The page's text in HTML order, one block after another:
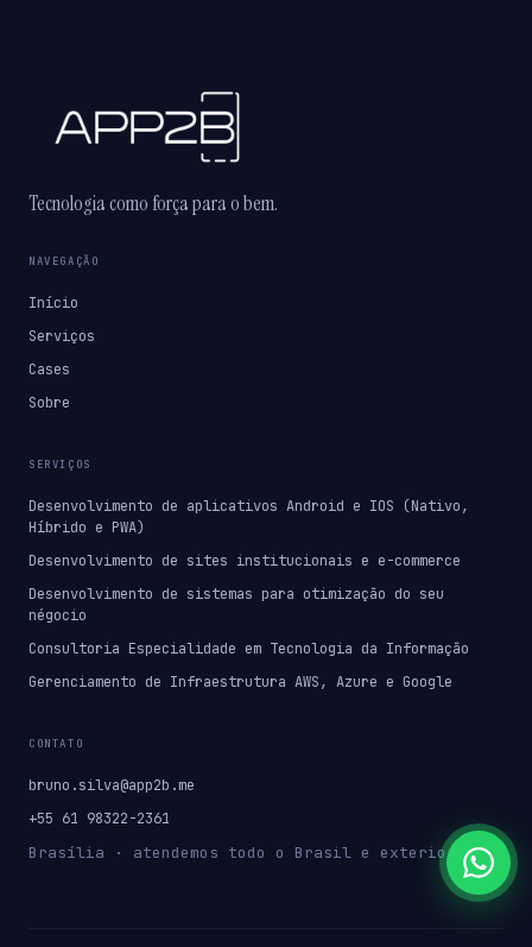
Tecnologia como força para o bem.
NAVEGAÇÃO
Início
Serviços
Cases
Sobre
SERVIÇOS
Desenvolvimento de aplicativos Android e IOS (Nativo,
Híbrido e PWA)
Desenvolvimento de sites institucionais e e-commerce
Desenvolvimento de sistemas para otimização do seu
négocio
Consultoria Especialidade em Tecnologia da Informação
Gerenciamento de Infraestrutura AWS, Azure e Google
CONTATO
bruno.silva@app2b.me
+55 61 98322-2361
Brasília · atendemos todo o Brasil e exterior